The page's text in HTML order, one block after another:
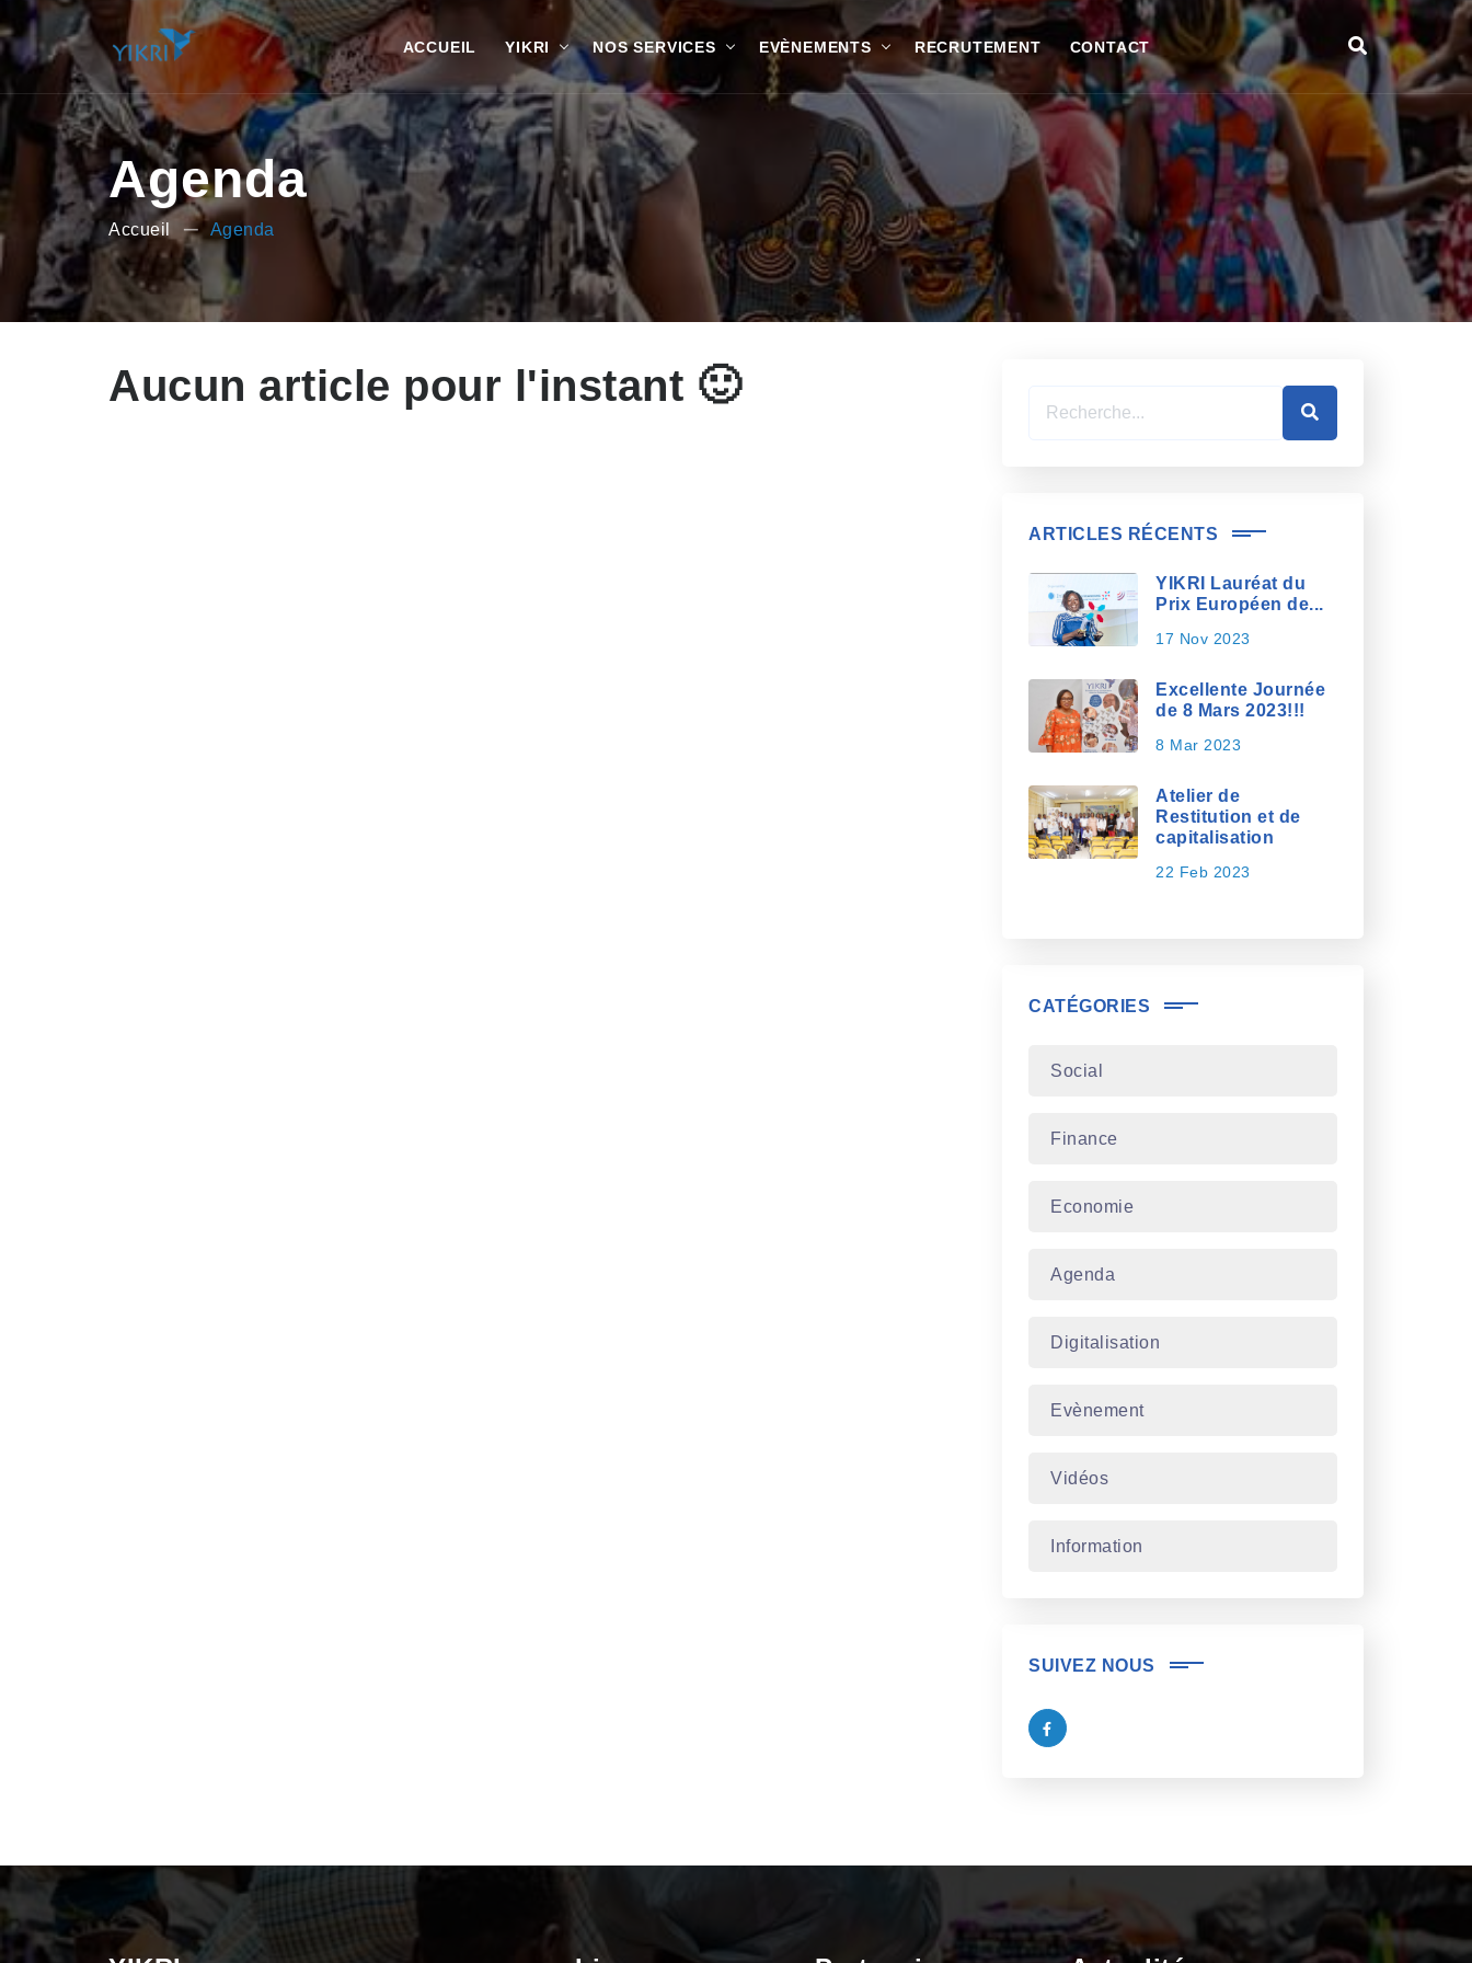
ACCUEIL YIKRI NOS SERVICES EVÈNEMENTS RECRUTEMENT CONTACT
Agenda
Accueil Agenda
Aucun article pour l'instant 🙂
ARTICLES RÉCENTS
YIKRI Lauréat du
Prix Européen de...
17 Nov 2023
Excellente Journée
de 8 Mars 2023!!!
8 Mar 2023
Atelier de
Restitution et de
capitalisation
22 Feb 2023
CATÉGORIES
Social
Finance
Economie
Agenda
Digitalisation
Evènement
Vidéos
Information
SUIVEZ NOUS